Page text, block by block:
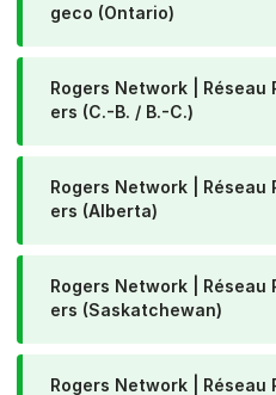
geco (Ontario)
Rogers Network | Réseau
ers (C.-B. / B.-C.)
Rogers Network | Réseau
ers (Alberta)
Rogers Network | Réseau
ers (Saskatchewan)
Rogers Network | Réseau